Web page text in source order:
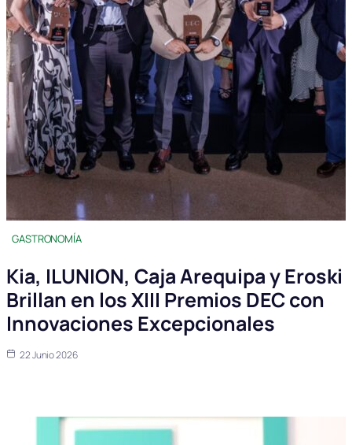
GASTRONOMÍA
Kia, ILUNION, Caja Arequipa y Eroski
Brillan en los XIII Premios DEC con
Innovaciones Excepcionales
22 Junio 2026